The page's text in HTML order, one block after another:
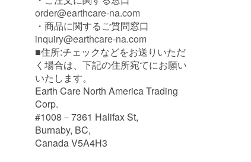
order@earthcare-na.com
・商品に関するご質問窓口
inquiry@earthcare-na.com
■住所:チェックなどをお送りいただ
く場合は、下記の住所宛てにお願い
いたします。
Earth Care North America Trading
Corp.
#1008－7361 Halifax St,
Burnaby, BC,
Canada V5A4H3